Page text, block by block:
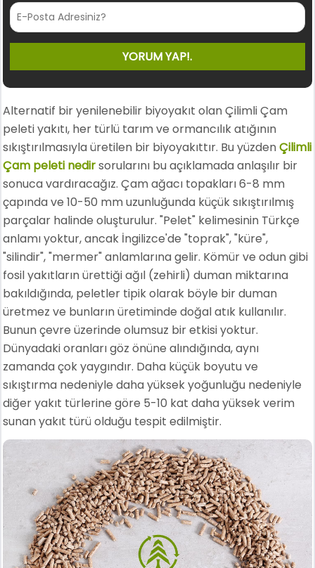
Alternatif bir yenilenebilir biyoyakıt olan Çilimli Çam
peleti yakıtı, her türlü tarım ve ormancılık atığının
sıkıştırılmasıyla üretilen bir biyoyakıttır. Bu yüzdenÇilimli
Çam peleti nedirsorularını bu açıklamada anlaşılır bir
sonuca vardıracağız. Çam ağacı topakları 6-8 mm
çapında ve 10-50 mm uzunluğunda küçük sıkıştırılmış
parçalar halinde oluşturulur. "Pelet" kelimesinin Türkçe
anlamı yoktur, ancak İngilizce'de "toprak", "küre",
"silindir", "mermer" anlamlarına gelir. Kömür ve odun gibi
fosil yakıtların ürettiği ağıl (zehirli) duman miktarına
bakıldığında, peletler tipik olarak böyle bir duman
üretmez ve bunların üretiminde doğal atık kullanılır.
Bunun çevre üzerinde olumsuz bir etkisi yoktur.
Dünyadaki oranları göz önüne alındığında, aynı
zamanda çok yaygındır. Daha küçük boyutu ve
sıkıştırma nedeniyle daha yüksek yoğunluğu nedeniyle
diğer yakıt türlerine göre 5-10 kat daha yüksek verim
sunan yakıt türü olduğu tespit edilmiştir.